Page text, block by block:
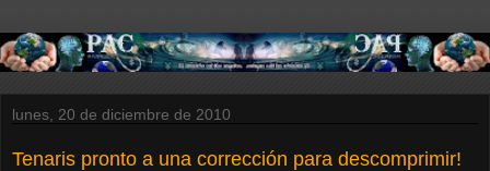
lunes, 20 de diciembre de 2010
Tenaris pronto a una corrección para descomprimir!